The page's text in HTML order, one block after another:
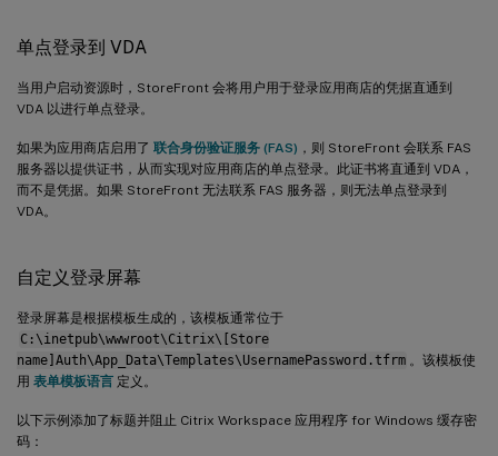
单点登录到 VDA
当用户启动资源时，StoreFront 会将用户用于登录应用商店的凭据直通到
VDA 以进行单点登录。
如果为应用商店启用了 联合身份验证服务 (FAS) ，则 StoreFront 会联系 FAS
服务器以提供证书，从而实现对应用商店的单点登录。此证书将直通到 VDA，
而不是凭据。如果 StoreFront 无法联系 FAS 服务器，则无法单点登录到
VDA。
自定义登录屏幕
登录屏幕是根据模板生成的，该模板通常位于
C:\inetpub\wwwroot\Citrix\[Store
name]Auth\App_Data\Templates\UsernamePassword.tfrm 。该模板使
用 表单模板语言 定义。
以下示例添加了标题并阻止 Citrix Workspace 应用程序 for Windows 缓存密
码：